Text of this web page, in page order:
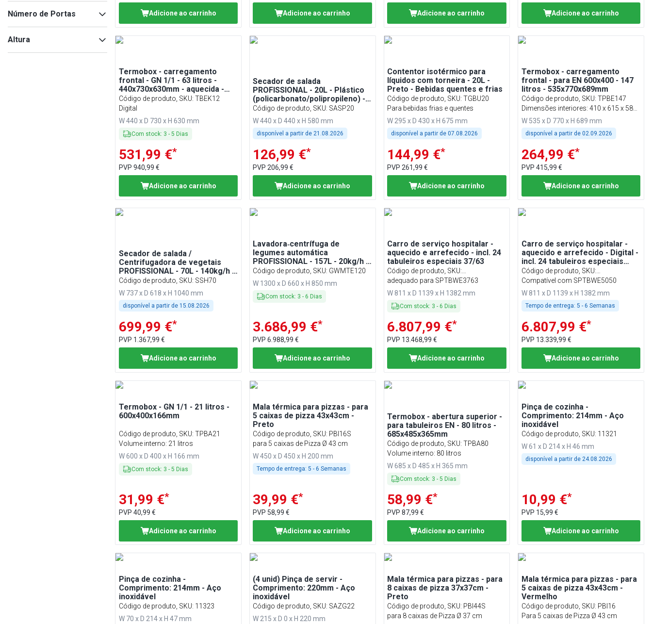
Folhas(16
Bolsas para pizza
Acessórios para peças
Número de Portas
Altura
Adicione ao carrinho Adicione ao carrinho Adicione ao carrinho Adicione ao carrinho
Termobox - carregamento
frontal - GN 1/1 - 63 litros -
440x730x630mm - aquecida -
para 12x GN 1/1
Código de produto, SKU: TBEK12
Digital
W 440 x D 730 x H 630 mm
Com stock: 3 - 5 Dias
531,99 €*
PVP 940,99 €
Adicione ao carrinho
Secador de salada
PROFISSIONAL - 20L - Plástico
(policarbonato/polipropileno) -
Vermelho
Código de produto, SKU: SASP20
W 440 x D 440 x H 580 mm
disponível a partir de 21.08.2026
126,99 €*
PVP206,99 €
Adicione ao carrinho
Contentor isotérmico para
líquidos com torneira - 20L -
Preto - Bebidas quentes e frias
Código de produto, SKU:TGBU20
Para bebidas frias e quentes
W 295 x D 430 x H 675 mm
disponível a partir de07.08.2026
144,99 €*
PVP261,99 €
Adicione ao carrinho
Termobox - carregamento
frontal - para EN 600x400 - 147
litros - 535x770x689mm
Código de produto, SKU: TPBE147
Dimensões interiores: 410 x 615 x 585
mm (LxPxA)
W 535 x D 770 x H 689 mm
disponível a partir de 02.09.2026
264,99 €*
PVP 415,99 €
Adicione ao carrinho
Secador de salada /
Centrifugadora de vegetais
PROFISSIONAL - 70L - 140kg/h -
230V - 550W - 1400rpm - Aço
inoxidável - incl. tubo de
drenagem
Código de produto, SKU: SSH70
W 737 x D 618 x H 1040 mm
disponível a partir de 15.08.2026
699,99 €*
PVP 1.367,99 €
Adicione ao carrinho
Lavadora‑centrífuga de
legumes automática
PROFISSIONAL - 157L - 20kg/h -
380V - 1,9kW - Aço inoxidável
Código de produto, SKU: GWMTE120
W 1300 x D 660 x H 850 mm
Com stock: 3 - 6 Dias
3.686,99 €*
PVP6.988,99 €
Adicione ao carrinho
Carro de serviço hospitalar -
aquecido e arrefecido - incl. 24
tabuleiros especiais 37/63
Código de produto, SKU:
BWHKSE3763
adequado para SPTBWE3763
W 811 x D 1139 x H 1382 mm
Com stock: 3 - 6 Dias
6.807,99 €*
PVP 13.468,99 €
Adicione ao carrinho
Carro de serviço hospitalar -
aquecido e arrefecido - Digital -
incl. 24 tabuleiros especiais
50/50
Código de produto, SKU:
BWHKSE5050N
Compatível com SPTBWE5050
W 811 x D 1139 x H 1382 mm
Tempo de entrega: 5 - 6 Semanas
6.807,99 €*
PVP 13.339,99 €
Adicione ao carrinho
Termobox - GN 1/1 - 21 litros -
600x400x166mm
Código de produto, SKU: TPBA21
Volume interno: 21 litros
W 600 x D 400 x H 166 mm
Com stock: 3 - 5 Dias
31,99 €*
PVP 40,99 €
Adicione ao carrinho
Mala térmica para pizzas - para
5 caixas de pizza 43x43cm -
Preto
Código de produto, SKU: PBI16S
para 5 caixas de Pizza Ø 43 cm
W 450 x D 450 x H 200 mm
Tempo de entrega: 5 - 6 Semanas
39,99 €*
PVP 58,99 €
Adicione ao carrinho
Termobox - abertura superior -
para tabuleiros EN - 80 litros -
685x485x365mm
Código de produto, SKU:TPBA80
Volume interno: 80 litros
W 685 x D 485 x H 365 mm
Com stock: 3 -5 Dias
58,99 €*
PVP87,99 €
Adicione ao carrinho
Pinça de cozinha -
Comprimento: 214mm - Aço
inoxidável
Código de produto, SKU: 11321
W 61 x D 214 x H 46 mm
disponível a partir de 24.08.2026
10,99 €*
PVP 15,99 €
Adicione ao carrinho
Pinça de cozinha -
Comprimento: 214mm - Aço
inoxidável
Código de produto, SKU: 11323
W 70 x D 214 x H 47 mm
(4 unid) Pinça de servir -
Comprimento: 220mm - Aço
inoxidável
Código de produto, SKU: SAZG22
W 215 x D 0 x H 220 mm
Mala térmica para pizzas - para
8 caixas de pizza 37x37cm -
Preto
Código de produto, SKU: PBI44S
para 8 caixas de Pizza Ø 37 cm
Mala térmica para pizzas - para
5 caixas de pizza 43x43cm -
Vermelho
Código de produto, SKU: PBI16
Para 5 caixas de Pizza Ø 43 cm